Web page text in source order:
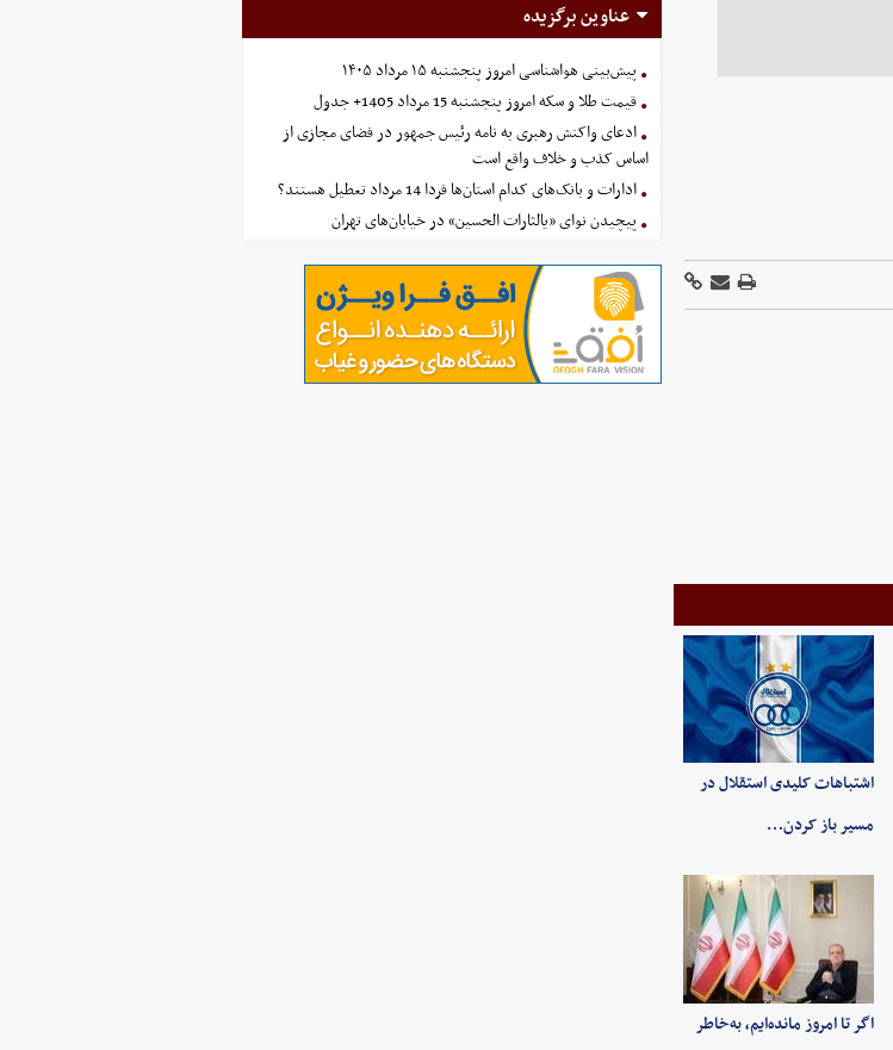
اشتباهات کلیدی استقلال در
مسیر باز کردن…
اگر تا امروز مانده‌ایم، به‌خاطر
عناوین برگزیده
پیش‌بینی هواشناسی امروز پنجشنبه ۱۵ مرداد ۱۴۰۵
قیمت طلا و سکه امروز پنجشنبه 15 مرداد 1405+ جدول
ادعای واکنش رهبری به نامه رئیس جمهور در فضای مجازی از
اساس کذب و خلاف واقع است
ادارات و بانک‌های کدام استان‌ها فردا 14 مرداد تعطیل هستند؟
پیچیدن نوای «یالثارات الحسین» در خیابان‌های تهران